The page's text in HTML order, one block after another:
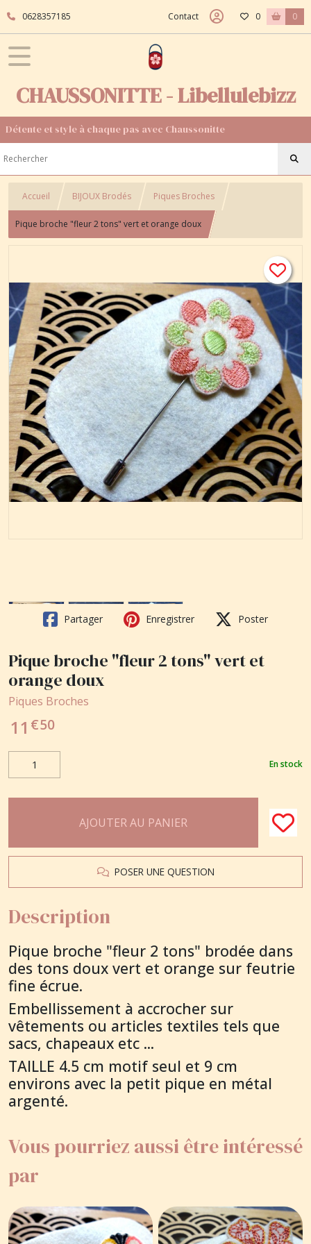
0628357185 Contact 0 0
CHAUSSONITTE - Libellulebizz
Détente et style à chaque pas avec Chaussonitte
Accueil BIJOUX Brodés Piques Broches
Pique broche "fleur 2 tons" vert et orange doux
Partager Enregistrer Poster
Pique broche "fleur 2 tons" vert et
orange doux
Piques Broches
11 €50
En stock
AJOUTER AU PANIER
POSER UNE QUESTION
Description
Pique broche "fleur 2 tons" brodée dans
des tons doux vert et orange sur feutrie
fine écrue.
Embellissement à accrocher sur
vêtements ou articles textiles tels que
sacs, chapeaux etc ...
TAILLE 4.5 cm motif seul et 9 cm
environs avec la petit pique en métal
argenté.
Vous pourriez aussi être intéressé
par